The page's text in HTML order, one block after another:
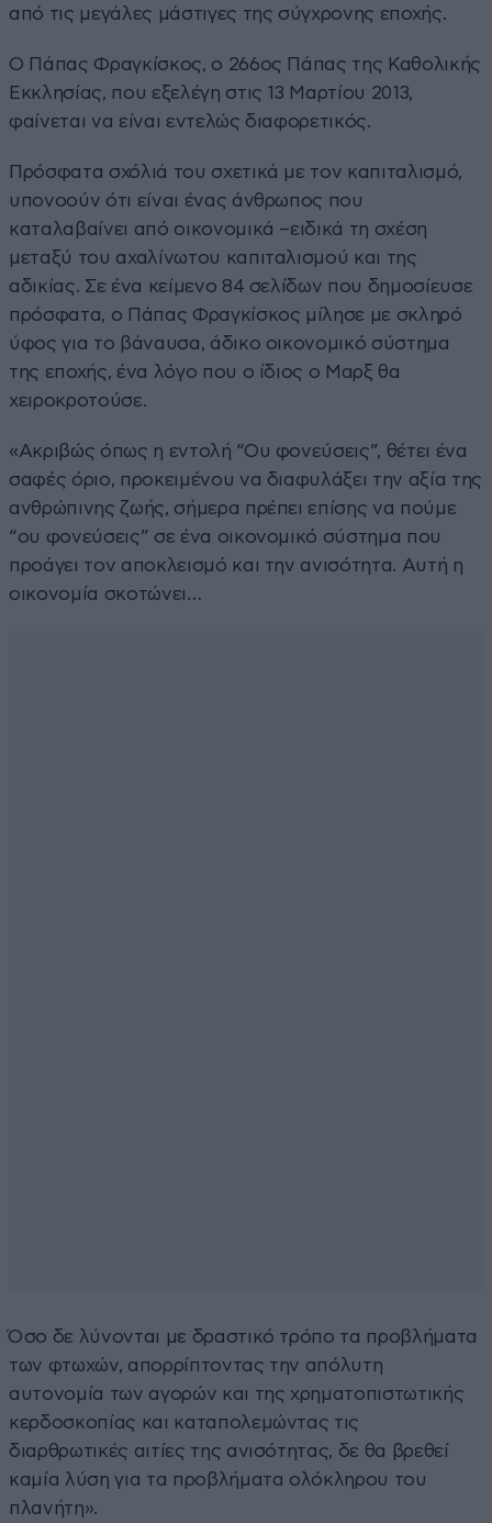
από τις μεγάλες μάστιγες της σύγχρονης εποχής.
Ο Πάπας Φραγκίσκος, ο 266ος Πάπας της Καθολικής
Εκκλησίας, που εξελέγη στις 13 Μαρτίου 2013,
φαίνεται να είναι εντελώς διαφορετικός.
Πρόσφατα σχόλιά του σχετικά με τον καπιταλισμό,
υπονοούν ότι είναι ένας άνθρωπος που
καταλαβαίνει από οικονομικά –ειδικά τη σχέση
μεταξύ του αχαλίνωτου καπιταλισμού και της
αδικίας. Σε ένα κείμενο 84 σελίδων που δημοσίευσε
πρόσφατα, ο Πάπας Φραγκίσκος μίλησε με σκληρό
ύφος για το βάναυσα, άδικο οικονομικό σύστημα
της εποχής, ένα λόγο που ο ίδιος ο Μαρξ θα
χειροκροτούσε.
«Ακριβώς όπως η εντολή “Ου φονεύσεις”, θέτει ένα
σαφές όριο, προκειμένου να διαφυλάξει την αξία της
ανθρώπινης ζωής, σήμερα πρέπει επίσης να πούμε
“ου φονεύσεις” σε ένα οικονομικό σύστημα που
προάγει τον αποκλεισμό και την ανισότητα. Αυτή η
οικονομία σκοτώνει…
Όσο δε λύνονται με δραστικό τρόπο τα προβλήματα
των φτωχών, απορρίπτοντας την απόλυτη
αυτονομία των αγορών και της χρηματοπιστωτικής
κερδοσκοπίας και καταπολεμώντας τις
διαρθρωτικές αιτίες της ανισότητας, δε θα βρεθεί
καμία λύση για τα προβλήματα ολόκληρου του
πλανήτη».